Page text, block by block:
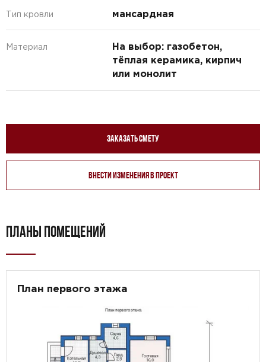
Тип кровли мансардная
Материал
На выбор: газобетон,
тёплая керамика, кирпич
или монолит
Заказать смету
Внести изменения в проект
ПЛАНЫ ПОМЕЩЕНИЙ
План первого этажа